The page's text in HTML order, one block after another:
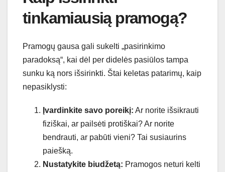
tinkamiausią pramogą?
Pramogų gausa gali sukelti „pasirinkimo
paradoksą“, kai dėl per didelės pasiūlos tampa
sunku ką nors išsirinkti. Štai keletas patarimų, kaip
nepasiklysti:
Įvardinkite savo poreikį: Ar norite išsikrauti
fiziškai, ar pailsėti protiškai? Ar norite
bendrauti, ar pabūti vieni? Tai susiaurins
paiešką.
Nustatykite biudžetą: Pramogos neturi kelti